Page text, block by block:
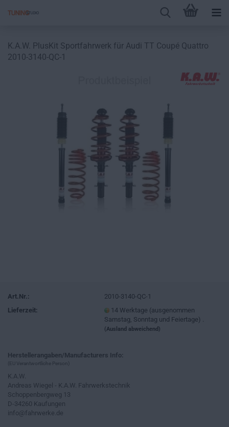
K.A.W. PlusKit Sportfahrwerk für Audi TT Coupé Quattro
2010-3140-QC-1
Art.Nr.:
2010-3140-QC-1
Lieferzeit:
14 Werktage (ausgenommen
Samstag, Sonntag und Feiertage) .
(Ausland abweichend)
Herstellerangaben/Manufacturers Info:
(EU Verantwortliche Person)
K.A.W.
Andreas Wiegel - K.A.W. Fahrwerkstechnik
Schoppenbergweg 13
D-34260 Kaufungen
info@fahrwerke.de